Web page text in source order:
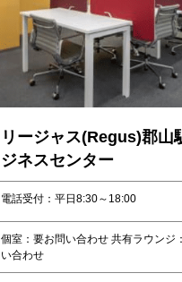
リージャス(Regus)郡山
ジネスセンター
電話受付：平日8:30～18:00
個室：要お問い合わせ 共有ラウンジ
い合わせ